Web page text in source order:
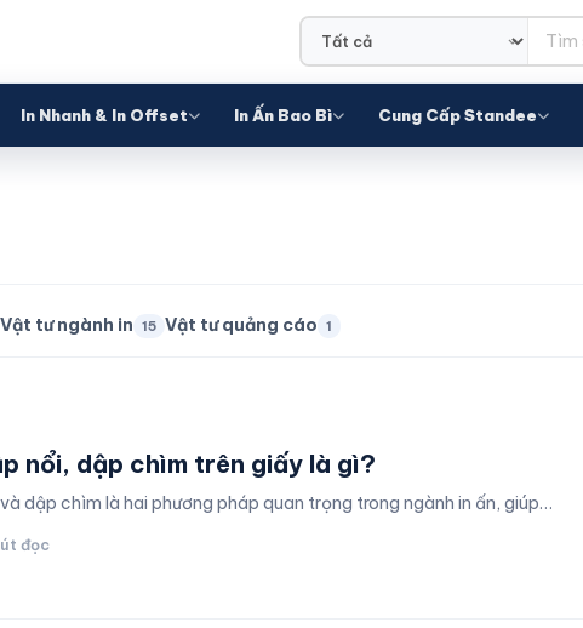
In Nhanh & In Offset In Ấn Bao Bì Cung Cấp Standee
Vật tư ngành in 15 Vật tư quảng cáo 1
nổi, dập chìm trên giấy là gì?
dập chìm là hai phương pháp quan trọng trong ngành in ấn, giúp…
đọc